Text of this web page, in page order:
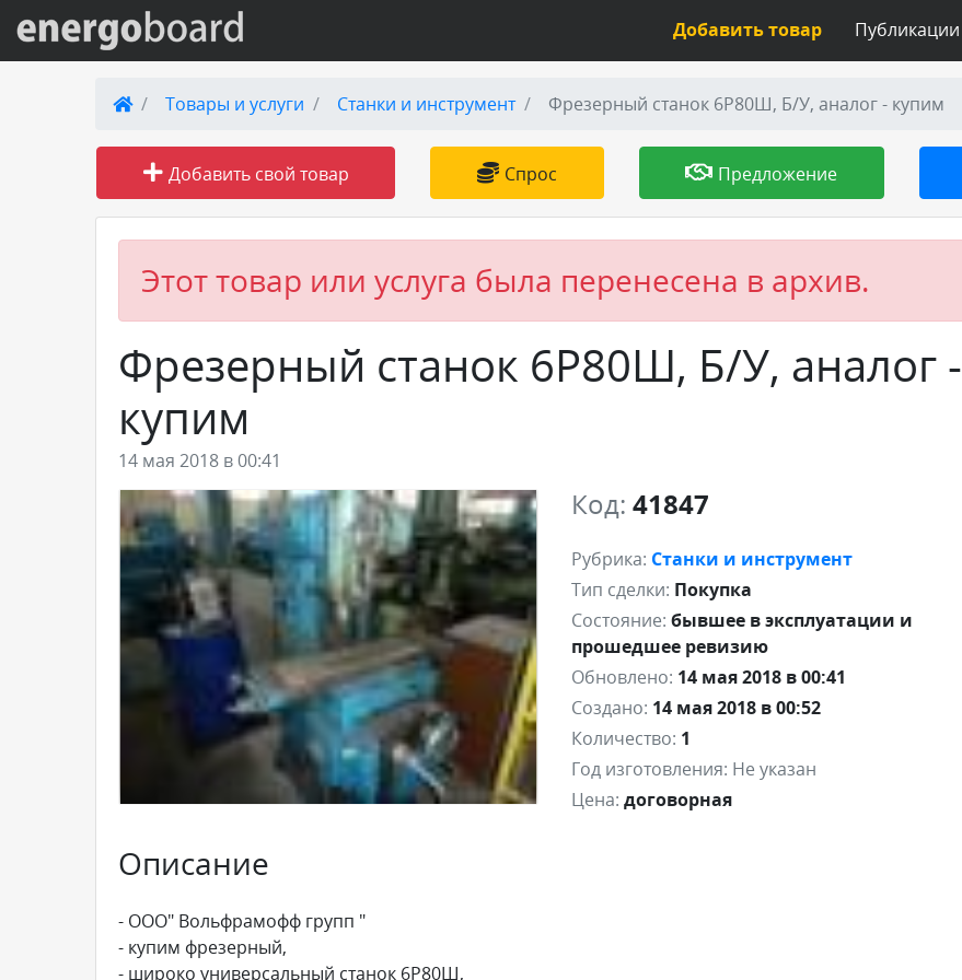
Вход на сайт
Поиск по сайту
Публикации
Товары и услуги
Добавить товар или услугу
Публикации
Добавить товар
Товары и услуги Станки и инструмент Фрезерный станок 6Р80Ш, Б/У, аналог - купим
Добавить свой товар Спрос Предложение
Этот товар или услуга была перенесена в архив.
Фрезерный станок 6Р80Ш, Б/У, аналог -
купим
14 мая 2018 в 00:41
Код: 41847
Рубрика: Станки и инструмент
Тип сделки: Покупка
Состояние: бывшее в эксплуатации и
прошедшее ревизию
Обновлено: 14 мая 2018 в 00:41
Создано: 14 мая 2018 в 00:52
Количество: 1
Год изготовления: Не указан
Цена: договорная
Описание
- ООО" Вольфрамофф групп "
- купим фрезерный,
- широко универсальный станок 6Р80Ш,